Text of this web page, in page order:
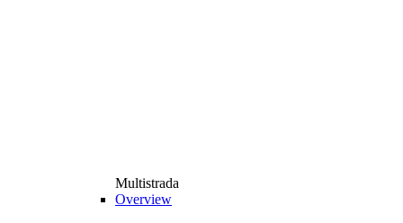
Multistrada
Overview